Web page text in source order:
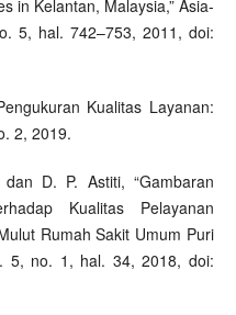
in Kelantan, Malaysia,” Asia-
5, hal. 742–753, 2011, doi:
Kualitas Layanan:
2, 2019.
D. P. Astiti, “Gambaran
Kualitas Pelayanan
Rumah Sakit Umum Puri
5, no. 1, hal. 34, 2018, doi: